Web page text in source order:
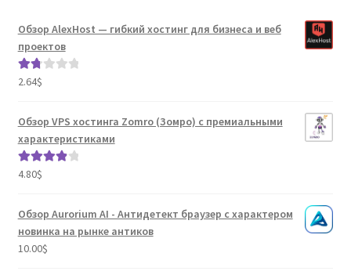
Обзор AlexHost — гибкий хостинг для бизнеса и веб
проектов
Оце
1.80
2.64$
Обзор VPS хостинга Zomro (Зомро) с премиальными
характеристиками
Оценка
4.80$
Обзор Aurorium AI - Антидетект браузер с характером
новинка на рынке антиков
10.00$